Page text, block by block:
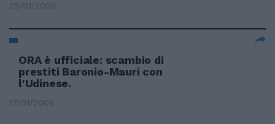
25/01/2006
ORA è ufficiale: scambio di
prestiti Baronio-Mauri con
l'Udinese.
17/01/2006